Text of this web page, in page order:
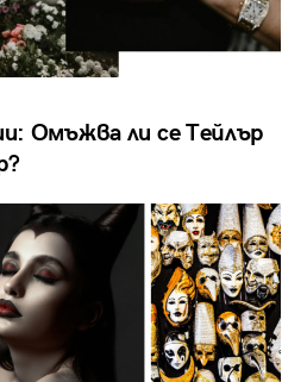
Омъжва ли се Tейлър